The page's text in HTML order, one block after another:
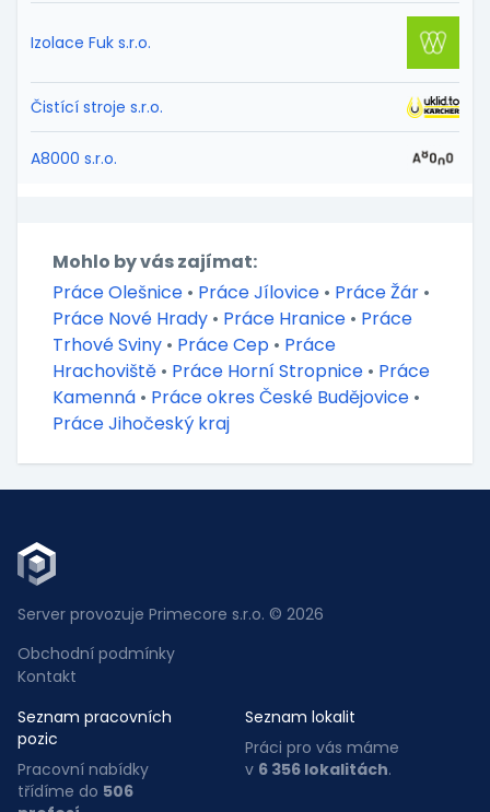
Izolace Fuk s.r.o.
Čistící stroje s.r.o.
A8000 s.r.o.
Mohlo by vás zajímat:
Práce Olešnice • Práce Jílovice • Práce Žár •
Práce Nové Hrady • Práce Hranice • Práce
Trhové Sviny • Práce Cep • Práce
Hrachoviště • Práce Horní Stropnice • Práce
Kamenná • Práce okres České Budějovice •
Práce Jihočeský kraj
Server provozuje Primecore s.r.o. © 2026
Obchodní podmínky
Kontakt
Seznam pracovních
pozic
Pracovní nabídky
třídíme do 506
Seznam lokalit
Práci pro vás máme
v 6 356 lokalitách.